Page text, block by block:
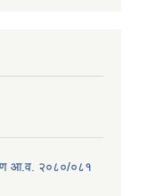
आ.व. २०८०/०८१